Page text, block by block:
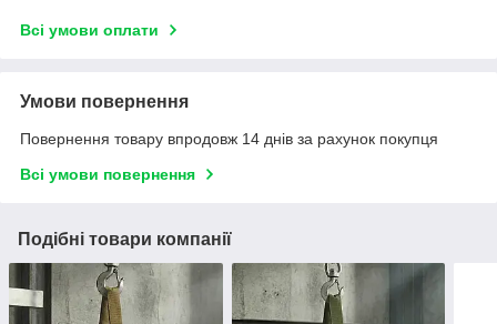
Всі умови оплати
Умови повернення
Повернення товару впродовж 14 днів за рахунок покупця
Всі умови повернення
Подібні товари компанії